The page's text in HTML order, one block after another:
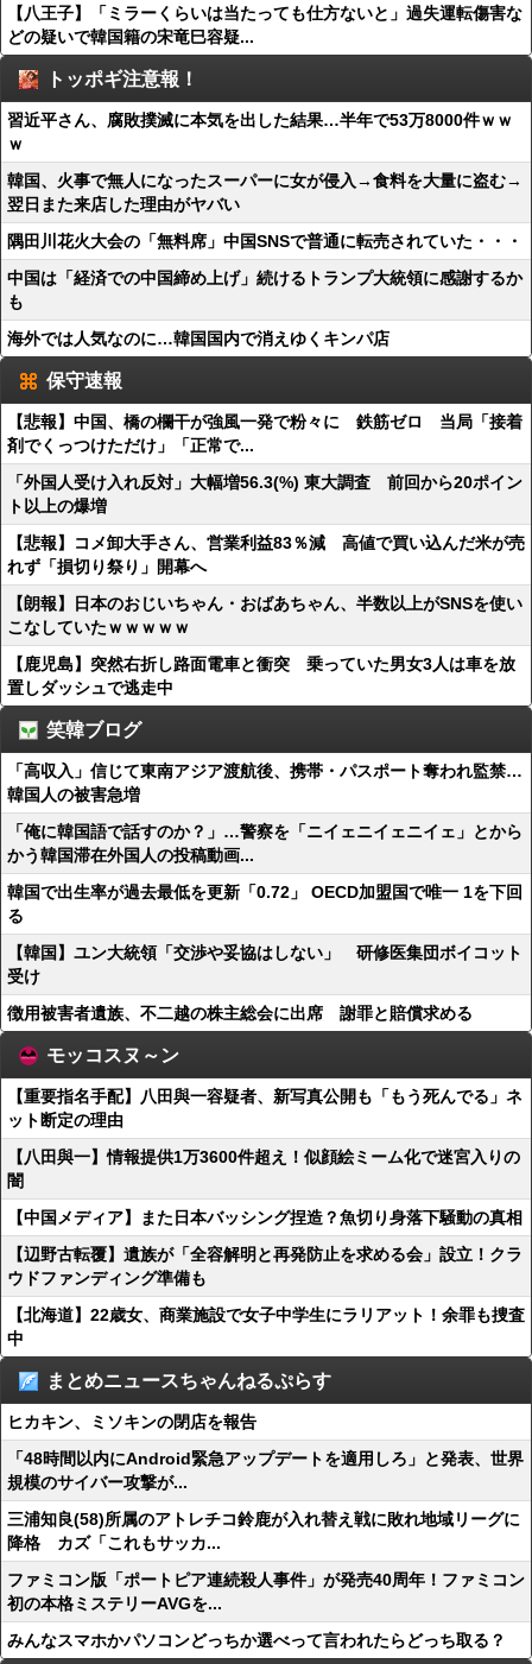
【八王子】「ミラーくらいは当たっても仕方ないと」過失運転傷害な
どの疑いで韓国籍の宋竜巳容疑...
トッポギ注意報！
習近平さん、腐敗撲滅に本気を出した結果…半年で53万8000件ｗｗ
ｗ
韓国、火事で無人になったスーパーに女が侵入→食料を大量に盗む→
翌日また来店した理由がヤバい
隅田川花火大会の「無料席」中国SNSで普通に転売されていた・・・
中国は「経済での中国締め上げ」続けるトランプ大統領に感謝するか
も
海外では人気なのに…韓国国内で消えゆくキンパ店
保守速報
【悲報】中国、橋の欄干が強風一発で粉々に 鉄筋ゼロ 当局「接着
剤でくっつけただけ」「正常で...
「外国人受け入れ反対」大幅増56.3(%) 東大調査 前回から20ポイン
ト以上の爆増
【悲報】コメ卸大手さん、営業利益83％減 高値で買い込んだ米が売
れず「損切り祭り」開幕へ
【朗報】日本のおじいちゃん・おばあちゃん、半数以上がSNSを使い
こなしていたｗｗｗｗｗ
【鹿児島】突然右折し路面電車と衝突 乗っていた男女3人は車を放
置しダッシュで逃走中
笑韓ブログ
「高収入」信じて東南アジア渡航後、携帯・パスポート奪われ監禁…
韓国人の被害急増
「俺に韓国語で話すのか？」…警察を「ニイェニイェニイェ」とから
かう韓国滞在外国人の投稿動画...
韓国で出生率が過去最低を更新「0.72」 OECD加盟国で唯一 1を下回
る
【韓国】ユン大統領「交渉や妥協はしない」 研修医集団ボイコット
受け
徴用被害者遺族、不二越の株主総会に出席 謝罪と賠償求める
モッコスヌ～ン
【重要指名手配】八田與一容疑者、新写真公開も「もう死んでる」ネ
ット断定の理由
【八田與一】情報提供1万3600件超え！似顔絵ミーム化で迷宮入りの
闇
【中国メディア】また日本バッシング捏造？魚切り身落下騒動の真相
【辺野古転覆】遺族が「全容解明と再発防止を求める会」設立！クラ
ウドファンディング準備も
【北海道】22歳女、商業施設で女子中学生にラリアット！余罪も捜査
中
まとめニュースちゃんねるぷらす
ヒカキン、ミソキンの閉店を報告
「48時間以内にAndroid緊急アップデートを適用しろ」と発表、世界
規模のサイバー攻撃が...
三浦知良(58)所属のアトレチコ鈴鹿が入れ替え戦に敗れ地域リーグに
降格 カズ「これもサッカ...
ファミコン版「ポートピア連続殺人事件」が発売40周年！ファミコン
初の本格ミステリーAVGを...
みんなスマホかパソコンどっちか選べって言われたらどっち取る？